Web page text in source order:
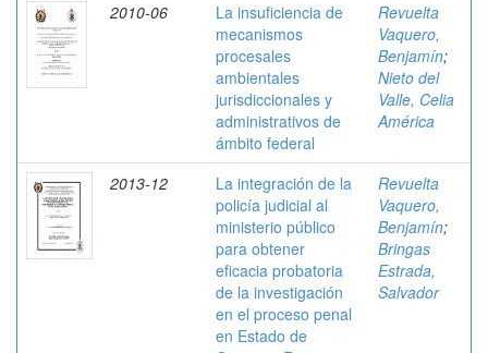
2010-06
La insuficiencia de
mecanismos
procesales
ambientales
jurisdiccionales y
administrativos de
ámbito federal
Revuelta
Vaquero,
Benjamín;
Nieto del
Valle, Celia
América
2013-12
La integración de la
policía judicial al
ministerio público
para obtener
eficacia probatoria
de la investigación
en el proceso penal
en Estado de
Revuelta
Vaquero,
Benjamín;
Bringas
Estrada,
Salvador